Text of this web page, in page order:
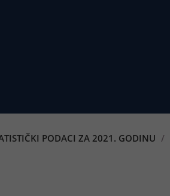
PODACI ZA 2021. GODINU